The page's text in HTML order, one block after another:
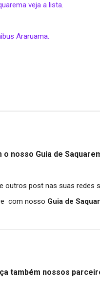
veja a lista.
Araruama.
o nosso Guia de
outros post nas suas redes
com nosso Guia de
também nossos